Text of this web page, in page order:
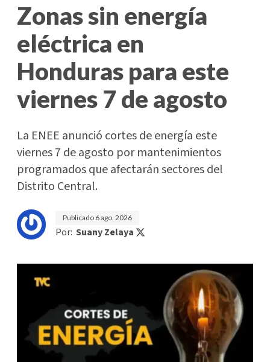
Zonas sin energía
eléctrica en
Honduras para este
viernes 7 de agosto
La ENEE anunció cortes de energía este
viernes 7 de agosto por mantenimientos
programados que afectarán sectores del
Distrito Central.
Publicado 6 ago. 2026
Por: Suany Zelaya